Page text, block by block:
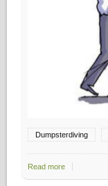
Dumpsterdiving
Read more